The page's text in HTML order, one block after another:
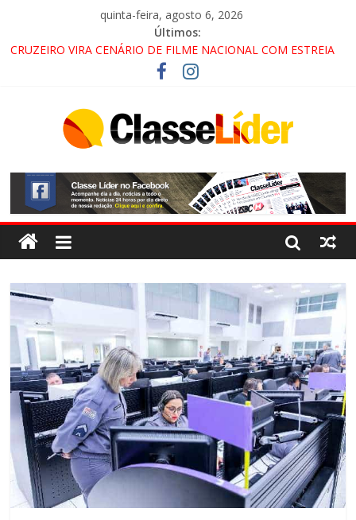
quinta-feira, agosto 6, 2026
Últimos:
CRUZEIRO VIRA CENÁRIO DE FILME NACIONAL COM ESTREIA
PROMOTOR DO GAECO
ACESSO À APARECIDA NA DUTRA SERÁ BLOQUEADO NO FIM
ALTERNATIVAS
LORENA, PINDAMONHANGABA E QUELUZ NA RETA FINAL
PELA FÁBRICA DA COCA-COLA!